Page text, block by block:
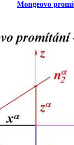
Mongeovo